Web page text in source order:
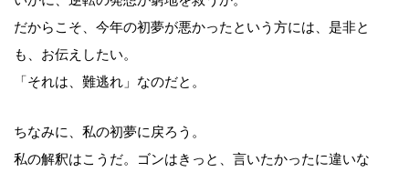
だからこそ、今年の初夢が悪かったという方には、是非と
も、お伝えしたい。
「それは、難逃れ」なのだと。
ちなみに、私の初夢に戻ろう。
私の解釈はこうだ。ゴンはきっと、言いたかったに違いな